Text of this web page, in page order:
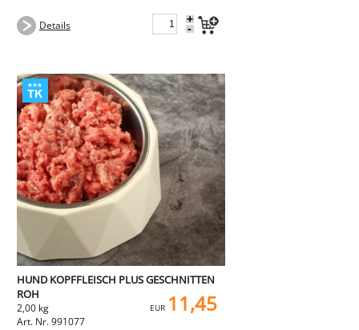
Details +
-
HUND KOPFFLEISCH PLUS GESCHNITTEN
ROH
2,00 kg
Art. Nr. 991077
EUR 11,45